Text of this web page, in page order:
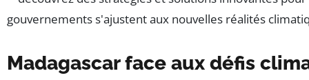
Madagascar face aux défis